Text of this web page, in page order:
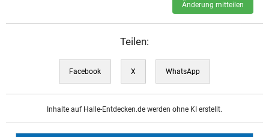
Änderung mitteilen
Teilen:
Facebook X WhatsApp
Inhalte auf Halle-Entdecken.de werden ohne KI erstellt.